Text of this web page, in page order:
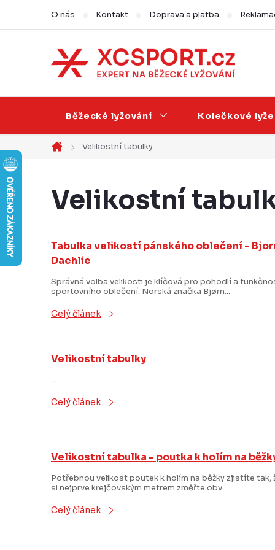
obsah
O nás Kontakt Doprava a platba
Běžecké lyžování Kolečkové lyže
Domů
Velikostní tabulky
Velikostní
V
ý
p
i
č
á
ů
Tabulka velikostí pánského oblečení -
Daehlie
Správná volba velikosti je klíčová pro pohodlí a
sportovního oblečení. Norská značka Bjørn...
Celý článek
Velikostní tabulky
...
Celý článek
Velikostní tabulka - poutka k holím na
Potřebnou velikost poutek k holím na běžky zjistíte tak,
si nejprve krejčovským metrem změřte obv...
Celý článek